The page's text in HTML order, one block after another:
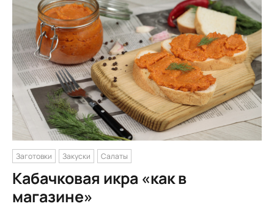
Заготовки Закуски Салаты
Кабачковая икра «как в
магазине»